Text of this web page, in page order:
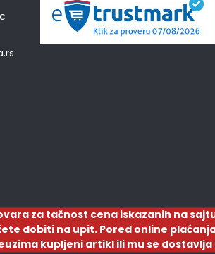
za tačnost cena iskazanih na
dobiti na upit. Pored online
kupljeni artikl ili mu se